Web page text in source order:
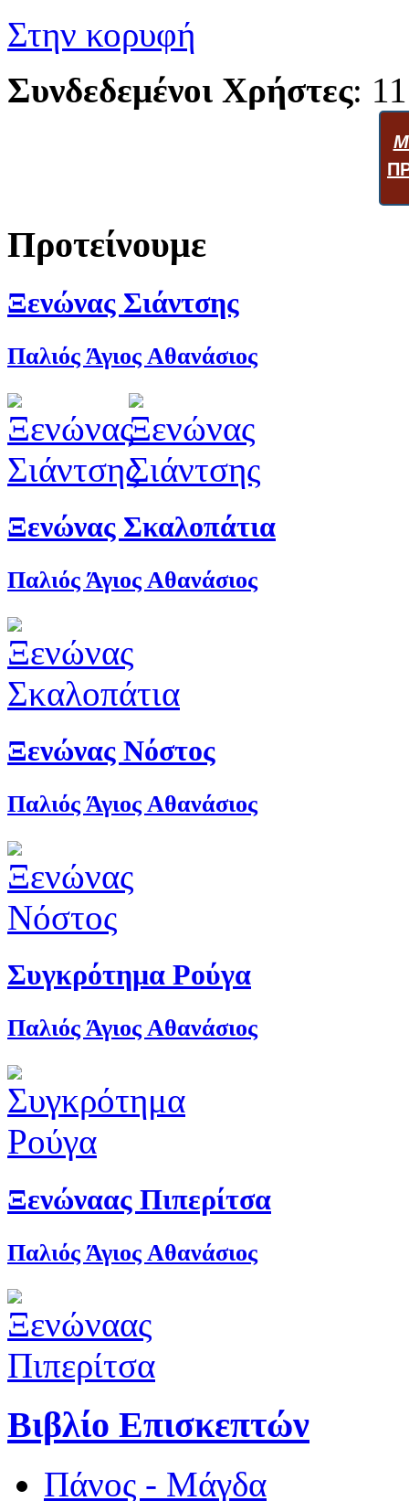
Στην κορυφή
Συνδεδεμένοι Χρήστες: 11
Προτείνουμε
Ξενώνας Σιάντσης
Παλιός Άγιος Αθανάσιος
Ξενώνας Σκαλοπάτια
Παλιός Άγιος Αθανάσιος
Ξενώνας Νόστος
Παλιός Άγιος Αθανάσιος
Συγκρότημα Ρούγα
Παλιός Άγιος Αθανάσιος
Ξενώναας Πιπερίτσα
Παλιός Άγιος Αθανάσιος
Βιβλίο Επισκεπτών
Πάνος - Μάγδα